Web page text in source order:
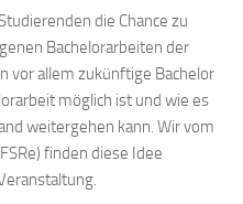
die Chance zu
Bachelorarbeiten der
vor allem zukünftige Bachelor
möglich ist und wie es
weitergehen kann. Wir vom
finden diese Idee